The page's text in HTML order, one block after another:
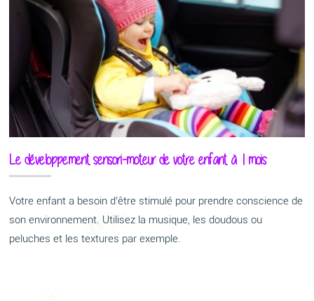
Le développement sensori-moteur de votre enfant à 1 mois
Votre enfant a besoin d’être stimulé pour prendre conscience de
son environnement. Utilisez la musique, les doudous ou
peluches et les textures par exemple.